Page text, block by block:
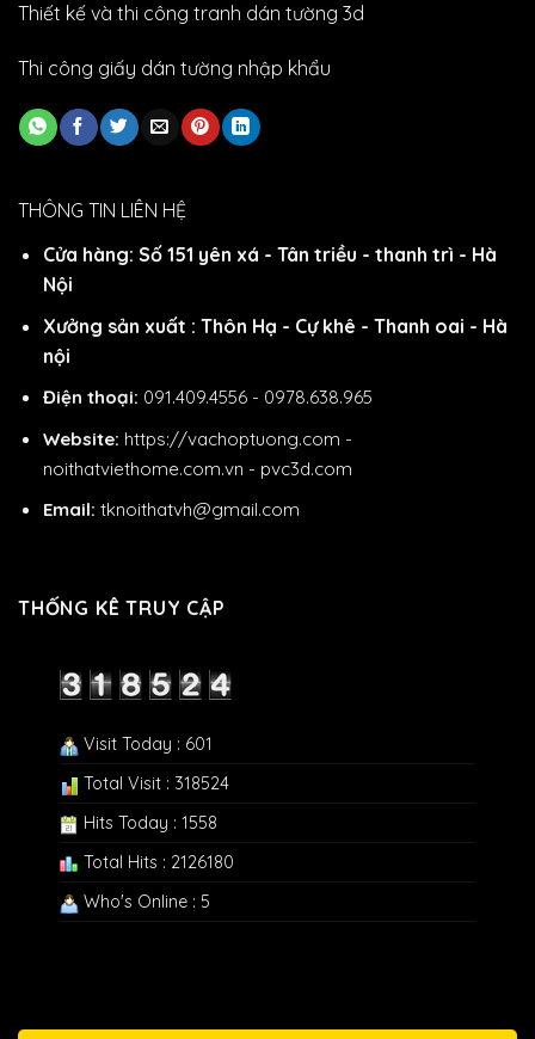
Thiết kế và thi công tranh dán tường 3d
Thi công giấy dán tường nhập khẩu
THÔNG TIN LIÊN HỆ
Cửa hàng: Số 151 yên xá - Tân triều - thanh trì - Hà
Nội
Xưởng sản xuất : Thôn Hạ - Cự khê - Thanh oai - Hà
nội
Điện thoại: 091.409.4556 - 0978.638.965
Website: https://vachoptuong.com -
noithatviethome.com.vn - pvc3d.com
Email: tknoithatvh@gmail.com
THỐNG KÊ TRUY CẬP
Visit Today : 601
Total Visit : 318524
Hits Today : 1558
Total Hits : 2126180
Who's Online : 5